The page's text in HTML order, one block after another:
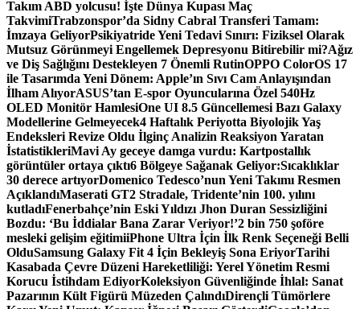
Takım ABD yolcusu! İşte Dünya Kupası Maç
TakvimiTrabzonspor’da Sidny Cabral Transferi Tamam:
İmzaya GeliyorPsikiyatride Yeni Tedavi Sınırı: Fiziksel Olarak
Mutsuz Görünmeyi Engellemek Depresyonu Bitirebilir mi?Ağız
ve Diş Sağlığını Destekleyen 7 Önemli RutinOPPO ColorOS 17
ile Tasarımda Yeni Dönem: Apple’ın Sıvı Cam Anlayışından
İlham AlıyorASUS’tan E-spor Oyuncularına Özel 540Hz
OLED Monitör HamlesiOne UI 8.5 Güncellemesi Bazı Galaxy
Modellerine Gelmeyecek4 Haftalık Periyotta Biyolojik Yaş
Endeksleri Revize Oldu İlginç Analizin Reaksiyon Yaratan
İstatistikleriMavi Ay geceye damga vurdu: Kartpostallık
görüntüler ortaya çıktı6 Bölgeye Sağanak Geliyor:Sıcaklıklar
30 derece artıyorDomenico Tedesco’nun Yeni Takımı Resmen
AçıklandıMaserati GT2 Stradale, Tridente’nin 100. yılını
kutladıFenerbahçe’nin Eski Yıldızı Jhon Duran Sessizliğini
Bozdu: ‘Bu İddialar Bana Zarar Veriyor!’2 bin 750 şoföre
mesleki gelişim eğitimiiPhone Ultra İçin İlk Renk Seçeneği Belli
OlduSamsung Galaxy Fit 4 İçin Bekleyiş Sona EriyorTarihi
Kasabada Çevre Düzeni Hareketliliği: Yerel Yönetim Resmi
Korucu İstihdam EdiyorKoleksiyon Güvenliğinde İhlal: Sanat
Pazarının Kült Figürü Müzeden ÇalındıDirençli Tümörlere